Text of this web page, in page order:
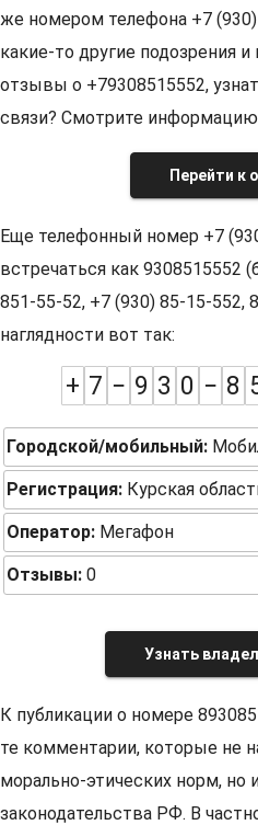
же номером телефона +7
какие-то другие подозрения
отзывы о +79308515552,
связи? Смотрите
Перейти к
Еще телефонный номер +7
встречаться как 9308515552
851-55-52, +7 (930) 85-15-552,
наглядности вот так:
+ 7 − 9 3 0 − 8
Городской/мобильный:
Регистрация: Курская
Оператор: Мегафон
Отзывы: 0
Узнать
К публикации о номере
те комментарии, которые не
морально-этических норм, но
законодательства РФ. В